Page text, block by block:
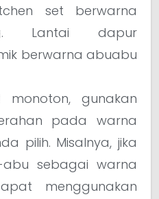
set berwarna
Lantai dapur
berwarna abuabu
gunakan
pada warna
pilih. Misalnya, jika
sebagai warna
menggunakan